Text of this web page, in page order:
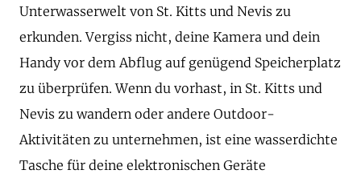
Unterwasserwelt von St. Kitts und Nevis zu
erkunden. Vergiss nicht, deine Kamera und dein
Handy vor dem Abflug auf genügend Speicherplatz
zu überprüfen. Wenn du vorhast, in St. Kitts und
Nevis zu wandern oder andere Outdoor-
Aktivitäten zu unternehmen, ist eine wasserdichte
Tasche für deine elektronischen Geräte